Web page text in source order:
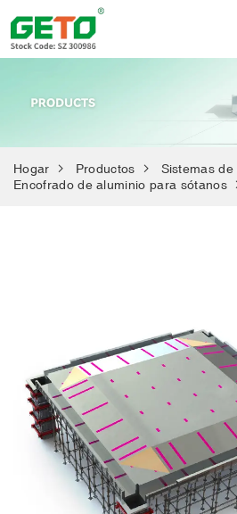
Hogar Productos
Sistemas
Encofrado de aluminio para sótanos